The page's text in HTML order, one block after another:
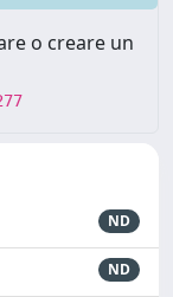
o creare un
ND
ND